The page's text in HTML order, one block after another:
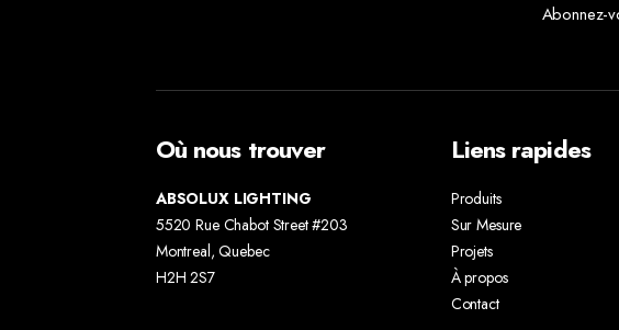
Abonnez-
Où nous trouver
ABSOLUX LIGHTING
5520 Rue Chabot Street #203
Montreal, Quebec
H2H 2S7
Liens rapides
Produits
Sur Mesure
Projets
À propos
Contact